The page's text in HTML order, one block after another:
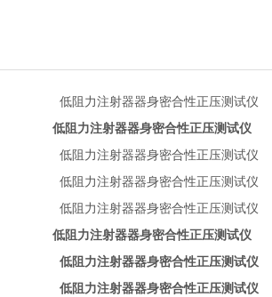
低阻力注射器器身密合性正压测试仪
低阻力注射器器身密合性正压测试仪